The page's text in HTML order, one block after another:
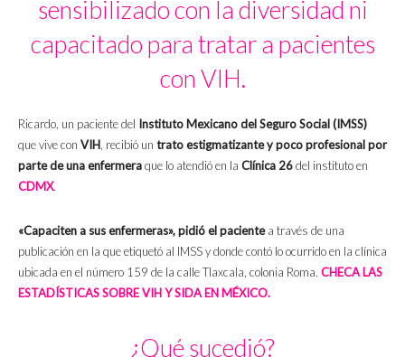
sensibilizado con la diversidad ni
capacitado para tratar a pacientes
con VIH.
Ricardo, un paciente del Instituto Mexicano del Seguro Social (IMSS)
que vive con VIH, recibió un trato estigmatizante y poco profesional por
parte de una enfermeraque lo atendió en la Clínica 26del instituto en
CDMX.
«Capaciten a sus enfermeras», pidió el pacientea través de una
publicación en la que etiquetó al IMSS y donde contó lo ocurrido en la clínica
ubicada en el número 159 de la calle Tlaxcala, colonia Roma. CHECA LAS
ESTADÍSTICAS SOBRE VIH Y SIDA EN MÉXICO.
¿Qué sucedió?